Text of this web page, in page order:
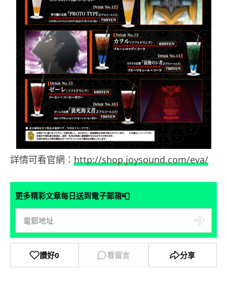
詳情可看官網： http://shop.joysound.com/eva/
更多精彩文章每日送到電子郵箱📮
讚好0 看留言 分享